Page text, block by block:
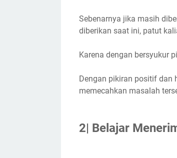
Sebenarnya jika masih
diberikan saat ini, patut
Karena dengan bersyukur
Dengan pikiran positif dan
memecahkan masalah
2| Belajar